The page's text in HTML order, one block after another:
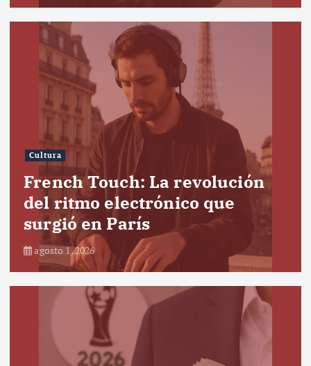
Cultura
French Touch: La revolución
del ritmo electrónico que
surgió en París
agosto 1, 2026